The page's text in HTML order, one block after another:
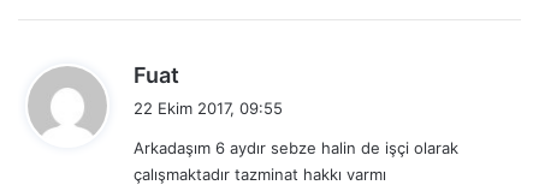
Fuat
i
k
22 Ekim 2017, 09:55
Arkadaşım 6 aydır sebze halin de işçi olarak
çalışmaktadır tazminat hakkı varmı